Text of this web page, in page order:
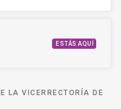
ESTÁS AQUÍ
LA VICERRECTORÍA DE